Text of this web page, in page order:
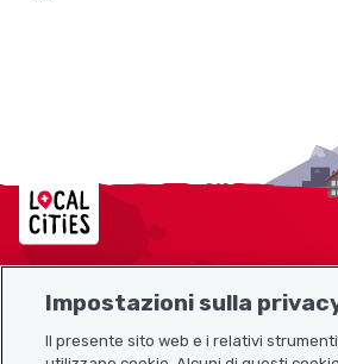
Localcities
Impostazioni sulla
Il presente sito web e i relativi